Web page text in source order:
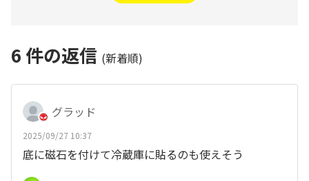
6 件の返信 (新着順)
グラッド
2025/09/27 10:37
底に磁石を付けて冷蔵庫に貼るのも使えそう